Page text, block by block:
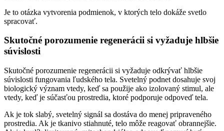
Je to otázka vytvorenia podmienok, v ktorých telo dokáže svetlo
spracovať.
Skutočné porozumenie regenerácii si vyžaduje hlbšie
súvislosti
Skutočné porozumenie regenerácii si vyžaduje odkrývať hlbšie
súvislosti fungovania ľudského tela. Svetelný podnet dosahuje svoj
biologický význam vtedy, keď sa použije ako izolovaný stimul, ale
vtedy, keď je súčasťou prostredia, ktoré podporuje odpoveď tela.
Ak je tok slabý, svetelný signál sa dostáva do menej pripraveného
prostredia. Ak je tkanivo stiahnuté, telo môže reagovať obrannejšie.